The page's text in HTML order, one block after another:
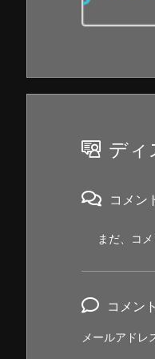
ディ
コメン
まだ、コ
コメン
メールアドレ